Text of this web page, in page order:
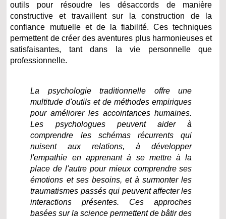
outils pour résoudre les désaccords de manière
constructive et travaillent sur la construction de la
confiance mutuelle et de la fiabilité. Ces techniques
permettent de créer des aventures plus harmonieuses et
satisfaisantes, tant dans la vie personnelle que
professionnelle.
La psychologie traditionnelle offre une
multitude d'outils et de méthodes empiriques
pour améliorer les accointances humaines.
Les psychologues peuvent aider à
comprendre les schémas récurrents qui
nuisent aux relations, à développer
l'empathie en apprenant à se mettre à la
place de l'autre pour mieux comprendre ses
émotions et ses besoins, et à surmonter les
traumatismes passés qui peuvent affecter les
interactions présentes. Ces approches
basées sur la science permettent de bâtir des